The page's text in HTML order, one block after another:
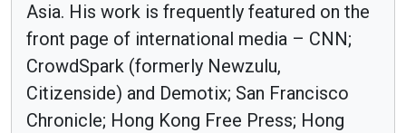
Asia. His work is frequently featured on the
front page of international media – CNN;
CrowdSpark (formerly Newzulu,
Citizenside) and Demotix; San Francisco
Chronicle; Hong Kong Free Press; Hong